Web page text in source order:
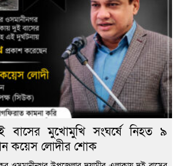
বাসের মুখোমুখি সংঘর্ষে নিহত ৯
কয়েস লোদীর শোক